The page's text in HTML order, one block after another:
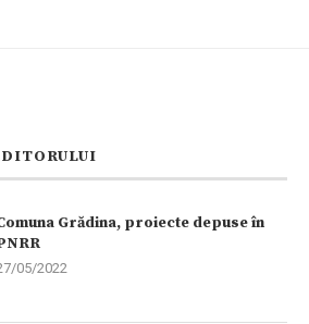
Grădina, proiecte depuse în
05/2022